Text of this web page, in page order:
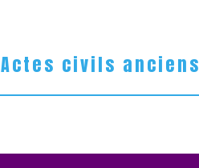
Actes civils anciens